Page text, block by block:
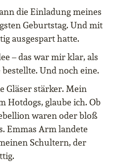
die Einladung meines
Geburtstag. Und mit
ausgespart hatte.
– das war mir klar, als
Und noch eine.
Gläser stärker. Mein
Hotdogs, glaube ich. Ob
waren oder bloß
Emmas Arm landete
Schultern, der